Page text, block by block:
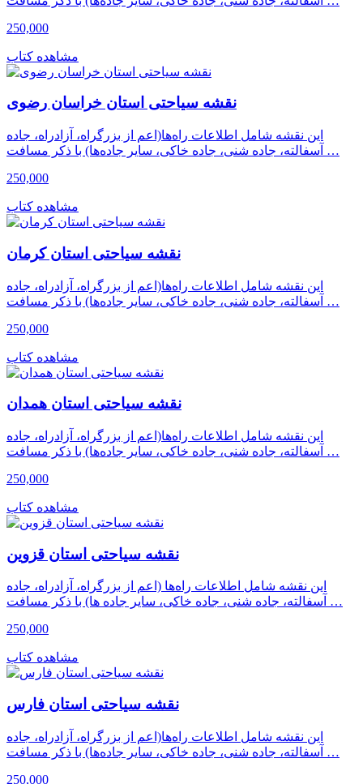
250,000
مشاهده کتاب
نقشه سیاحتی استان خراسان رضوى
این نقشه شامل اطلاعات راه‌ها(اعم از بزرگراه، آزادراه، جاده
آسفالته، جاده شنی، جاده خاکی، سایر جاده‌ها) با ذکر مسافت …
250,000
مشاهده کتاب
نقشه سیاحتی استان کرمان
این نقشه شامل اطلاعات راه‌ها(اعم از بزرگراه، آزادراه، جاده
آسفالته، جاده شنی، جاده خاکی، سایر جاده‌ها) با ذکر مسافت …
250,000
مشاهده کتاب
نقشه سیاحتی استان همدان
این نقشه شامل اطلاعات راه‌ها(اعم از بزرگراه، آزادراه، جاده
آسفالته، جاده شنی، جاده خاکی، سایر جاده‌ها) با ذکر مسافت …
250,000
مشاهده کتاب
نقشه سیاحتی استان قزوین
این نقشه شامل اطلاعات راه‌ها (اعم از بزرگراه، آزادراه، جاده
آسفالته، جاده شنی، جاده خاکی، سایر جاده ها) با ذکر مسافت …
250,000
مشاهده کتاب
نقشه سیاحتی استان فارس
این نقشه شامل اطلاعات راه‌ها(اعم از بزرگراه، آزادراه، جاده
آسفالته، جاده شنی، جاده خاکی، سایر جاده‌ها) با ذکر مسافت …
250,000